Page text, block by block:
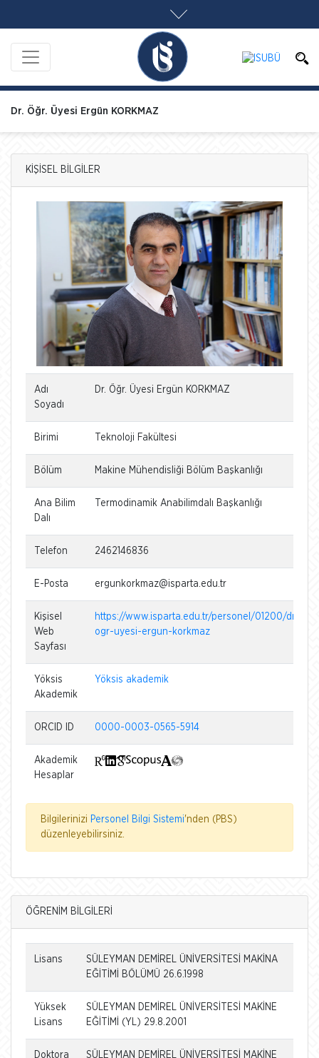
Dr. Öğr. Üyesi Ergün KORKMAZ
KİŞİSEL BİLGİLER
Adı
Soyadı
Dr. Öğr. Üyesi Ergün KORKMAZ
Birimi Teknoloji Fakültesi
Bölüm Makine Mühendisliği Bölüm Başkanlığı
Ana Bilim
Dalı
Termodinamik Anabilimdalı Başkanlığı
Telefon 2462146836
E-Posta ergunkorkmaz@isparta.edu.tr
Kişisel
Web
Sayfası
https://www.isparta.edu.tr/personel/01200/dr-
ogr-uyesi-ergun-korkmaz
Yöksis
Akademik
Yöksis akademik
ORCID ID 0000-0003-0565-5914
Akademik
Hesaplar
Bilgilerinizi Personel Bilgi Sistemi'nden (PBS)
düzenleyebilirsiniz.
ÖĞRENİM BİLGİLERİ
Lisans
SÜLEYMAN DEMİREL ÜNİVERSİTESİ MAKİNA
EĞİTİMİ BÖLÜMÜ 26.6.1998
Yüksek
Lisans
SÜLEYMAN DEMİREL ÜNİVERSİTESİ MAKİNE
EĞİTİMİ (YL) 29.8.2001
Doktora
SÜLEYMAN DEMİREL ÜNİVERSİTESİ MAKİNE